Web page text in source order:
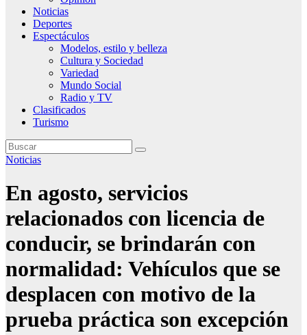
Noticias
Deportes
Espectáculos
Modelos, estilo y belleza
Cultura y Sociedad
Variedad
Mundo Social
Radio y TV
Clasificados
Turismo
Noticias
En agosto, servicios
relacionados con licencia de
conducir, se brindarán con
normalidad: Vehículos que se
desplacen con motivo de la
prueba práctica son excepción